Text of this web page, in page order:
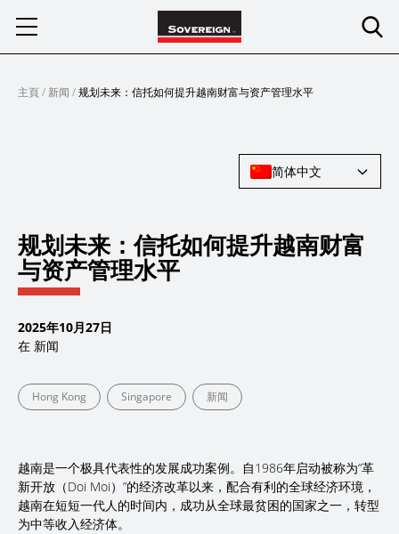
主頁/ 新闻 /规划未来：信托如何提升越南财富与资产管理水平
简体中文
规划未来：信托如何提升越南财富
与资产管理水平
2025年10月27日
在 新闻
Hong Kong Singapore 新闻
越南是一个极具代表性的发展成功案例。自1986年启动被称为“革
新开放（Doi Moi）”的经济改革以来，配合有利的全球经济环境，
越南在短短一代人的时间内，成功从全球最贫困的国家之一，转型
为中等收入经济体。